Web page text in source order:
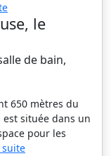
le
de bain,
650 mètres du
située dans un
pour les
suite